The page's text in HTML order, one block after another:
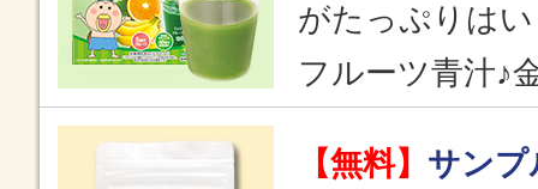
がたっぷりは
フルーツ青汁♪
【無料】 サンプ